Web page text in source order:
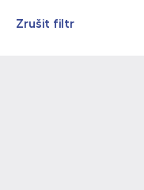
Zrušit filtr